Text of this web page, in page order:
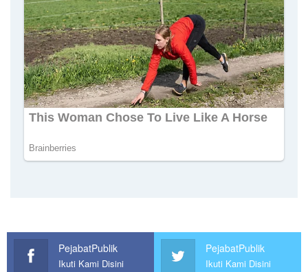
PejabatPublik
Ikuti Kami Disini
PejabatPublik
Ikuti Kami Disini